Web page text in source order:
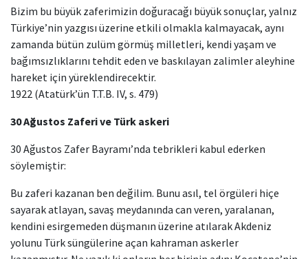
Bizim bu büyük zaferimizin doğuracağı büyük sonuçlar, yalnız
Türkiye’nin yazgısı üzerine etkili olmakla kalmayacak, aynı
zamanda bütün zulüm görmüş milletleri, kendi yaşam ve
bağımsızlıklarını tehdit eden ve baskılayan zalimler aleyhine
hareket için yüreklendirecektir.
1922 (Atatürk’ün T.T.B. IV, s. 479)
30 Ağustos Zaferi ve Türk askeri
30 Ağustos Zafer Bayramı’nda tebrikleri kabul ederken
söylemiştir:
Bu zaferi kazanan ben değilim. Bunu asıl, tel örgüleri hiçe
sayarak atlayan, savaş meydanında can veren, yaralanan,
kendini esirgemeden düşmanın üzerine atılarak Akdeniz
yolunu Türk süngülerine açan kahraman askerler